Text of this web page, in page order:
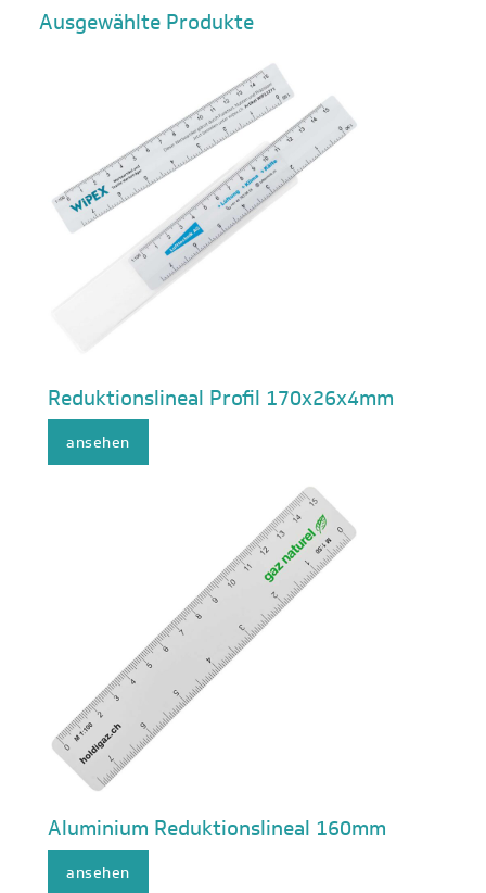
Ausgewählte Produkte
Reduktionslineal Profil 170x26x4mm
ansehen
Aluminium Reduktionslineal 160mm
ansehen